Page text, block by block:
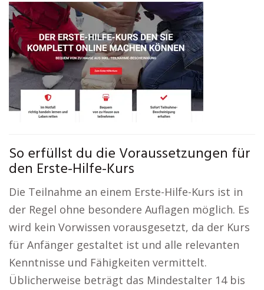
So erfüllst du die Voraussetzungen für
den Erste-Hilfe-Kurs
Die Teilnahme an einem Erste-Hilfe-Kurs ist in
der Regel ohne besondere Auflagen möglich. Es
wird kein Vorwissen vorausgesetzt, da der Kurs
für Anfänger gestaltet ist und alle relevanten
Kenntnisse und Fähigkeiten vermittelt.
Üblicherweise beträgt das Mindestalter 14 bis